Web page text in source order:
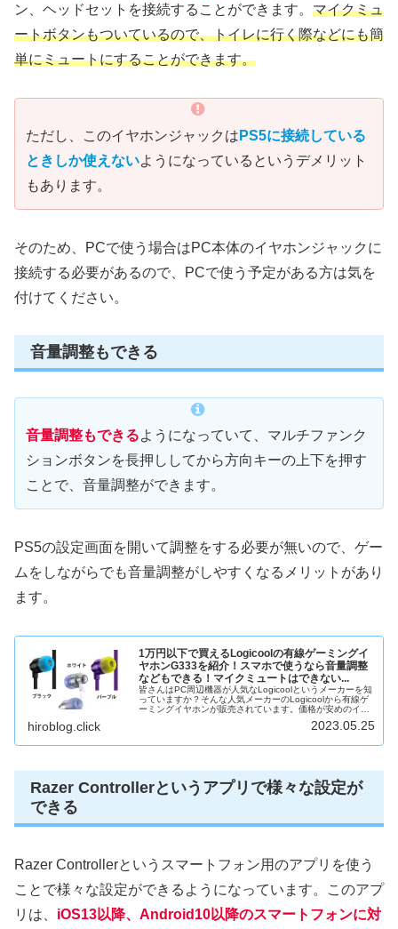
ン、ヘッドセットを接続することができます。 マイクミュ
ートボタンもついているので、トイレに行く際などにも簡
単にミュートにすることができます。
ただし、このイヤホンジャックは PS5に接続している
ときしか使えないようになっているというデメリット
もあります。
そのため、PCで使う場合はPC本体のイヤホンジャックに
接続する必要があるので、PCで使う予定がある方は気を
付けてください。
音量調整もできる
音量調整もできるようになっていて、マルチファンク
ションボタンを長押ししてから方向キーの上下を押す
ことで、音量調整ができます。
PS5の設定画面を開いて調整をする必要が無いので、ゲー
ムをしながらでも音量調整がしやすくなるメリットがあり
ます。
1万円以下で買えるLogicoolの有線ゲーミングイ
ヤホンG333を紹介！スマホで使うなら音量調整
などもできる！マイクミュートはできない...
皆さんはPC周辺機器が人気なLogicoolというメーカーを知
っていますか？そんな人気メーカーのLogicoolから有線ゲ
ーミングイヤホンが販売されています。価格が安めのイヤ
hiroblog.click 2023.05.25
Razer Controllerというアプリで様々な設定が
できる
Razer Controllerというスマートフォン用のアプリを使う
ことで様々な設定ができるようになっています。このアプ
リは、 iOS13以降、Android10以降のスマートフォンに対